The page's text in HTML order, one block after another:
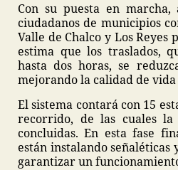
Con su puesta en
ciudadanos de municipios
Valle de Chalco y Los Reyes
estima que los traslados,
hasta dos horas, se
mejorando la calidad de vida
El sistema contará con 15
recorrido, de las cuales
concluidas. En esta fase
están instalando
garantizar un